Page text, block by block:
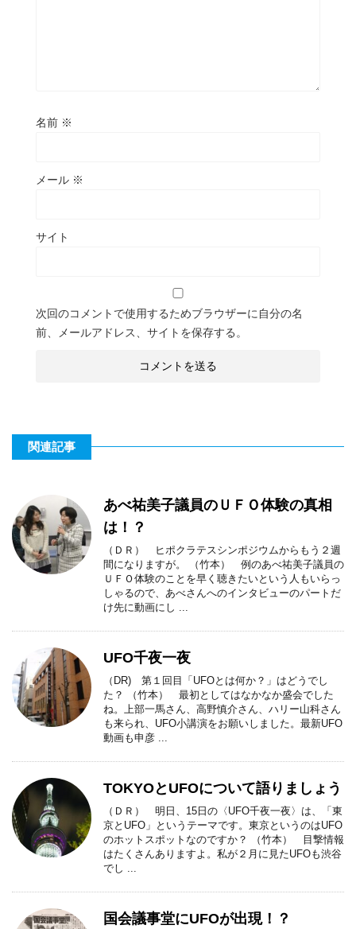
名前 ※
メール ※
サイト
次回のコメントで使用するためブラウザーに自分の名
前、メールアドレス、サイトを保存する。
関連記事
あべ祐美子議員のＵＦＯ体験の真相
は！？
（ＤＲ） ヒポクラテスシンポジウムからもう２週
間になりますが。 （竹本） 例のあべ祐美子議員の
ＵＦＯ体験のことを早く聴きたいという人もいらっ
しゃるので、あべさんへのインタビューのパートだ
け先に動画にし ...
UFO千夜一夜
（DR) 第１回目「UFOとは何か？」はどうでし
た？ （竹本） 最初としてはなかなか盛会でした
ね。上部一馬さん、高野慎介さん、ハリー山科さん
も来られ、UFO小講演をお願いしました。最新UFO
動画も申彦 ...
TOKYOとUFOについて語りましょう
（ＤＲ） 明日、15日の〈UFO千夜一夜〉は、「東
京とUFO」というテーマです。東京というのはUFO
のホットスポットなのですか？ （竹本） 目撃情報
はたくさんありますよ。私が２月に見たUFOも渋谷
でし ...
国会議事堂にUFOが出現！？